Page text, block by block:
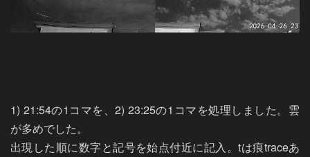
1) 21:54の1コマを、2) 23:25の1コマを処理しました。雲
が多めでした。
出現した順に数字と記号を始点付近に記入。tは痕traceあ